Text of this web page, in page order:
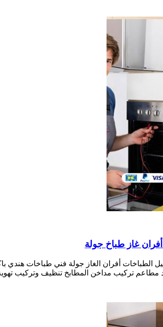
الطباخات أفران الغاز جولة فني طباخات
تركيب مداخن المطابخ تنظيف وتركيب